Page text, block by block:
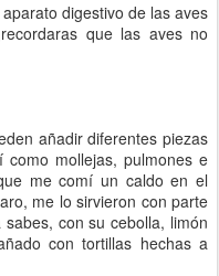
digestivo de las aves
que las aves no
añadir diferentes piezas
mollejas, pulmones e
me comí un caldo en el
me lo sirvieron con parte
con su cebolla, limón
con tortillas hechas a